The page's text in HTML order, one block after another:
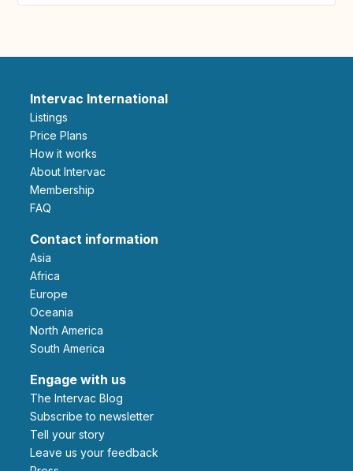
Intervac International
Listings
Price Plans
How it works
About Intervac
Membership
FAQ
Contact information
Asia
Africa
Europe
Oceania
North America
South America
Engage with us
The Intervac Blog
Subscribe to newsletter
Tell your story
leave us your feedback